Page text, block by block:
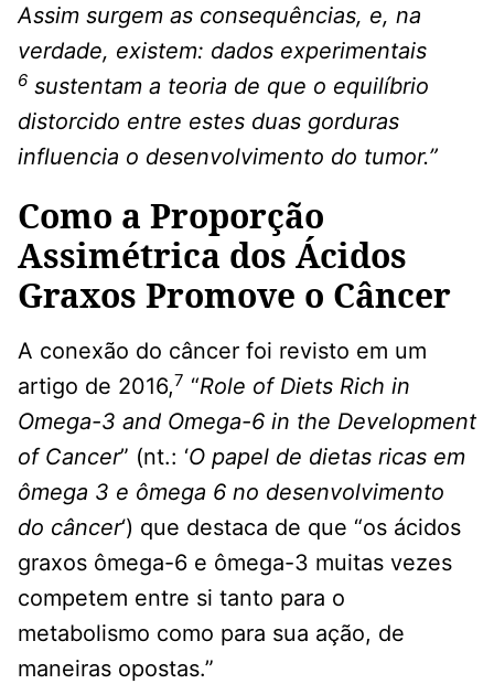
Assim surgem as consequências, e, na
verdade, existem: dados experimentais
6 sustentam a teoria de que o equilíbrio
distorcido entre estes duas gorduras
influencia o desenvolvimento do tumor.”
Como a Proporção
Assimétrica dos Ácidos
Graxos Promove o Câncer
A conexão do câncer foi revisto em um
artigo de 2016,7 “Role of Diets Rich in
Omega-3 and Omega-6 in the Development
of Cancer” (nt.: ‘O papel de dietas ricas em
ômega 3 e ômega 6 no desenvolvimento
do câncer‘) que destaca de que “os ácidos
graxos ômega-6 e ômega-3 muitas vezes
competem entre si tanto para o
metabolismo como para sua ação, de
maneiras opostas.”